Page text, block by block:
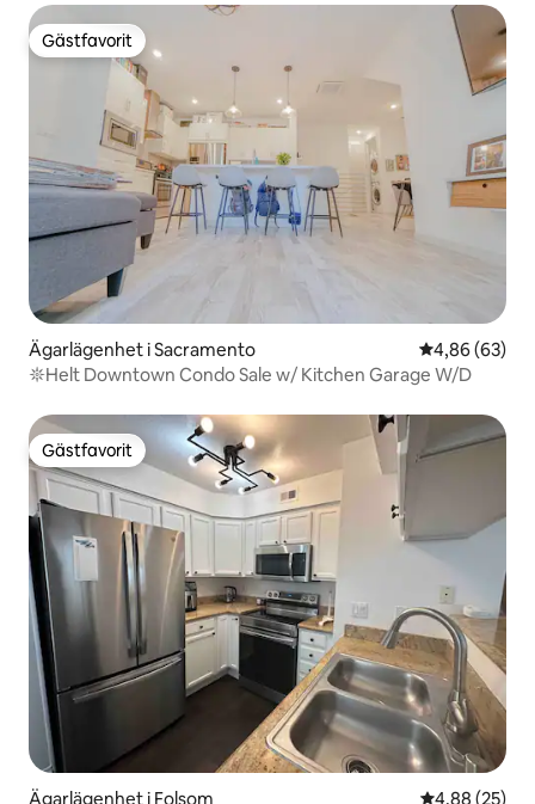
Gästfavorit
Gästfavorit
Ägarlägenhet i Sacramento 4,86 av 5 i
4,86 (63)
𖤓Helt Downtown Condo Sale w/ Kitchen Garage W/D
Gästfavorit
Gästfavorit
Ägarlägenhet i Folsom 4,88 av 5 i
4,88 (25)